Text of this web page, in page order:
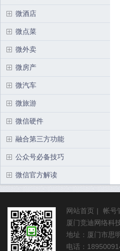
微酒店
微点菜
微外卖
微房产
微汽车
微旅游
微信硬件
融合第三方功能
公众号必备技巧
微信官方解读
网站首页 | 帐号
厦门竞迪网络科
地址：厦门市思
电话：